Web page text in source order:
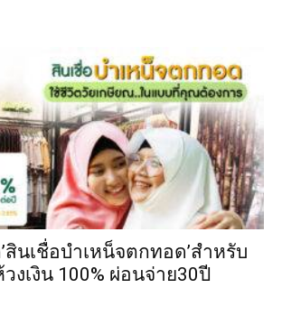
สินเชื่อบำเหน็จตกทอด’สำหรับ
งเงิน 100% ผ่อนจ่าย30ปี